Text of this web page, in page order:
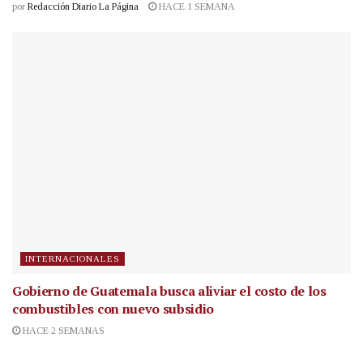
por Redacción Diario La Página HACE 1 SEMANA
INTERNACIONALES
Gobierno de Guatemala busca aliviar el costo de los
combustibles con nuevo subsidio
HACE 2 SEMANAS